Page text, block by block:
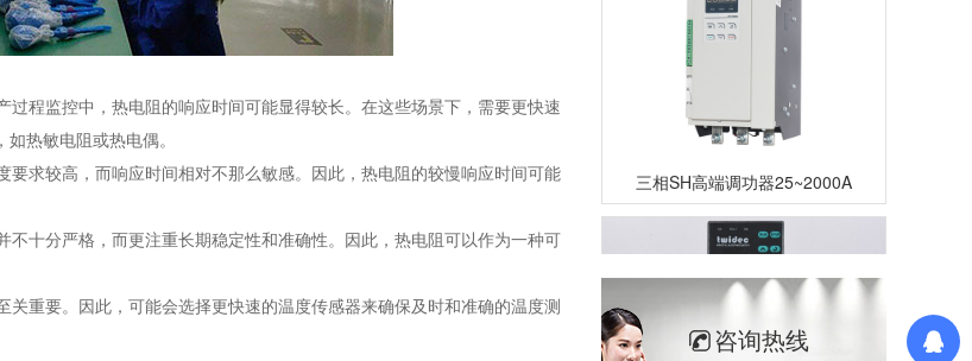
程监控中，热电阻的响应时间可能显得较长。在这些场景下，需要更快速
热敏电阻或热电偶。
求较高，而响应时间相对不那么敏感。因此，热电阻的较慢响应时间可能
十分严格，而更注重长期稳定性和准确性。因此，热电阻可以作为一种可
重要。因此，可能会选择更快速的温度传感器来确保及时和准确的温度测
三相SH高端调功器25~2000A
咨询热线